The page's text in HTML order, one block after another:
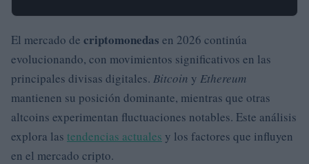
El mercado de criptomonedas en 2026 continúa
evolucionando, con movimientos significativos en las
principales divisas digitales. Bitcoin y Ethereum
mantienen su posición dominante, mientras que otras
altcoins experimentan fluctuaciones notables. Este análisis
explora las tendencias actuales y los factores que influyen
en el mercado cripto.